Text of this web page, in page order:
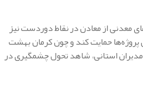
معدنی از معادن در نقاط دوردست نیز
حمایت کند و چون کرمان بهشت
استانی، شاهد تحول چشمگیری در